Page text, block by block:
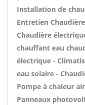
Installation de
Entretien
Chaudière
chauffant eau
électrique -
eau solaire -
Pompe à chaleur
Panneaux